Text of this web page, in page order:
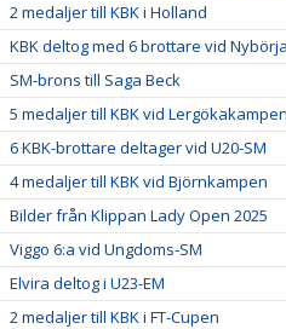
2 medaljer till KBK i Holland
KBK deltog med 6 brottare vid
SM-brons till Saga Beck
5 medaljer till KBK vid Lergökakampen
6 KBK-brottare deltager vid U20-SM
4 medaljer till KBK vid Björnkampen
Bilder från Klippan Lady Open 2025
Viggo 6:a vid Ungdoms-SM
Elvira deltog i U23-EM
2 medaljer till KBK i FT-Cupen